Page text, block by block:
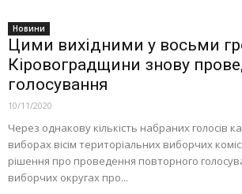
Новини
Цими вихідними у восьми
Кіровоградщини знову
голосування
10/11/2020
Через однакову кількість набраних голосів
виборах вісім територіальних виборчих
рішення про проведення повторного
виборчих округах про...